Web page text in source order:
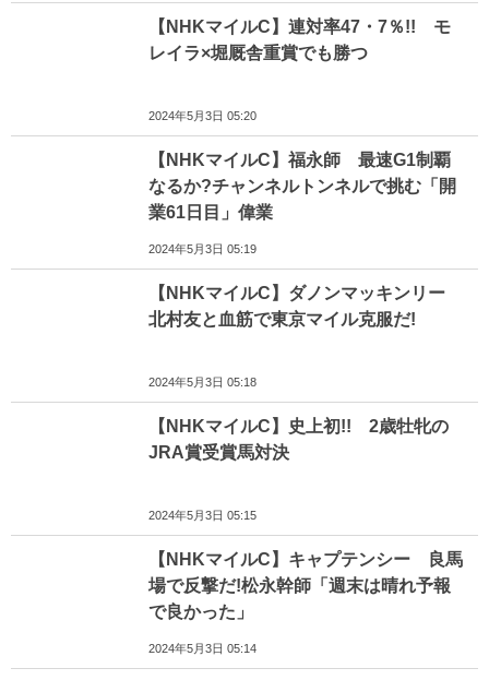
【NHKマイルC】連対率47・7％!! モ
レイラ×堀厩舎重賞でも勝つ
2024年5月3日 05:20
【NHKマイルC】福永師 最速G1制覇
なるか?チャンネルトンネルで挑む「開
業61日目」偉業
2024年5月3日 05:19
【NHKマイルC】ダノンマッキンリー
北村友と血筋で東京マイル克服だ!
2024年5月3日 05:18
【NHKマイルC】史上初!! 2歳牡牝の
JRA賞受賞馬対決
2024年5月3日 05:15
【NHKマイルC】キャプテンシー 良馬
場で反撃だ!松永幹師「週末は晴れ予報
で良かった」
2024年5月3日 05:14